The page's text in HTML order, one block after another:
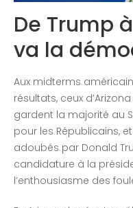
De Trump
va la
Aux midterms
résultats, ceux
gardent la majorité au
pour les Républicains,
adoubés par Donald
candidature à la
l’enthousiasme des